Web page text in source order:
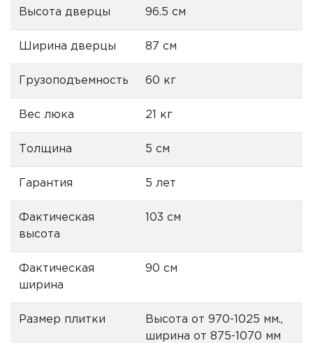
Высота дверцы 96.5 см
Ширина дверцы 87 см
Грузоподъемность 60 кг
Вес люка 21 кг
Толщина 5 см
Гарантия 5 лет
Фактическая
высота
103 см
Фактическая
ширина
90 см
Размер плитки
Высота от 970-1025 мм.,
ширина от 875-1070 мм